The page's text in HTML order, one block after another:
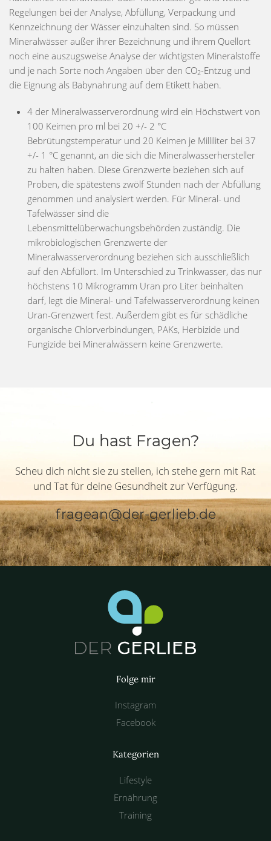
Regelungen bei der Analyse, Abfüllung, Verpackung und
Kennzeichnung der Wässer einzuhalten sind. So müssen
Mineralwässer außer ihrer Bezeichnung und ihrem Quellort
noch eine auszugsweise Analyse der wichtigsten Mineralstoffe
und je nach Sorte noch Angaben über den CO2-Entzug und
die Eignung als Babynahrung auf dem Etikett haben.
4 der Mineralwasserverordnung wird ein Höchstwert von
100 Keimen pro ml bei 20 +/- 2 °C
Bebrütungstemperatur und 20 Keimen je Milliliter bei 37
+/- 1 °C genannt, an die sich die Mineralwasserhersteller
zu halten haben. Diese Grenzwerte beziehen sich auf
Proben, die spätestens zwölf Stunden nach der Abfüllung
genommen und analysiert werden. Für Mineral- und
Tafelwässer sind die
Lebensmittelüberwachungsbehörden zuständig. Die
mikrobiologischen Grenzwerte der
Mineralwasserverordnung beziehen sich ausschließlich
auf den Abfüllort. Im Unterschied zu Trinkwasser, das nur
höchstens 10 Mikrogramm Uran pro Liter beinhalten
darf, legt die Mineral- und Tafelwasserverordnung keinen
Uran-Grenzwert fest. Außerdem gibt es für schädliche
organische Chlorverbindungen, PAKs, Herbizide und
Fungizide bei Mineralwässern keine Grenzwerte.
Du hast Fragen?
Scheu dich nicht sie zu stellen, ich stehe gern mit Rat
und Tat für deine Gesundheit zur Verfügung.
fragean@der-gerlieb.de
Folge mir
Instagram
Facebook
Kategorien
Lifestyle
Ernährung
Training